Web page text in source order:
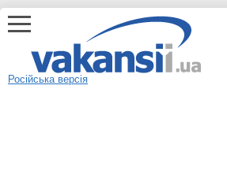
Російська версія